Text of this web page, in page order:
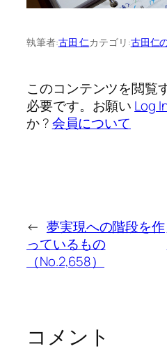
執筆者:古田 仁カテゴリ:古田仁
このコンテンツを閲覧
必要です。お願い Log
か ?会員について
← 夢実現への階段を作
っているもの
（No.2,658）
コメント